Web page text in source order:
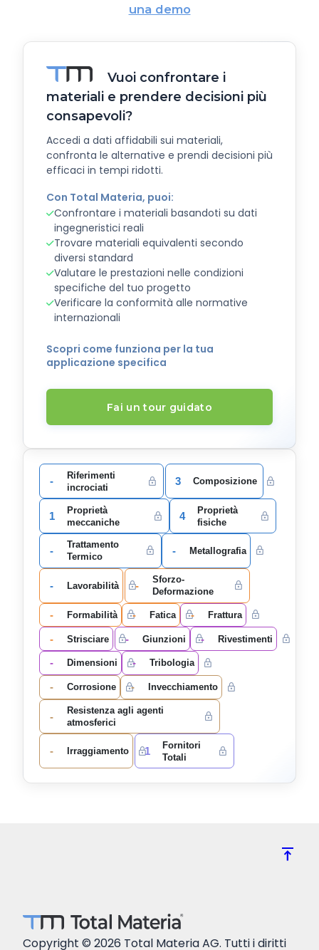
una demo
Vuoi confrontare i
materiali e prendere decisioni più
consapevoli?
Accedi a dati affidabili sui materiali,
confronta le alternative e prendi decisioni più
efficaci in tempi ridotti.
Con Total Materia, puoi:
Confrontare i materiali basandoti su dati
ingegneristici reali
Trovare materiali equivalenti secondo
diversi standard
Valutare le prestazioni nelle condizioni
specifiche del tuo progetto
Verificare la conformità alle normative
internazionali
Scopri come funziona per la tua
applicazione specifica
Fai un tour guidato
-
Riferimenti
incrociati
3 Composizione
1
Proprietà
meccaniche
4
Proprietà
fisiche
-
Trattamento
Termico
- Metallografia
- Lavorabilità -
Sforzo-
Deformazione
- Formabilità - Fatica - Frattura
- Strisciare - Giunzioni - Rivestimenti
- Dimensioni - Tribologia
- Corrosione - Invecchiamento
-
Resistenza agli agenti
atmosferici
- Irraggiamento 1
Fornitori
Totali
vertical_align_top
Copyright © 2026 Total Materia AG. Tutti i diritti